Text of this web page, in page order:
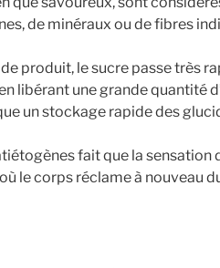
de minéraux ou de fibres
produit, le sucre passe très
libérant une grande quantité
un stockage rapide des
fait que la
le corps réclame à nouveau